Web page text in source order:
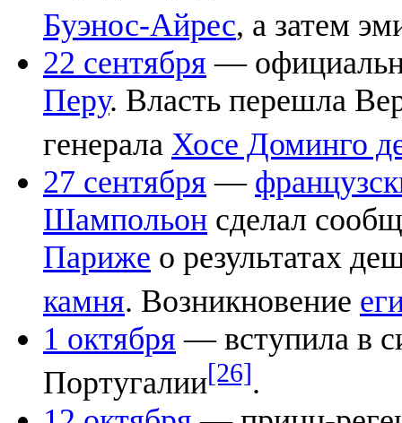
Буэнос-Айрес, а затем
22 сентября —
Перу. Власть перешла
генерала Хосе Доминго
27 сентября —
Шампольон сделал
Париже о результатах
камня. Возникновение
1 октября — вступила в
Португалии[26].